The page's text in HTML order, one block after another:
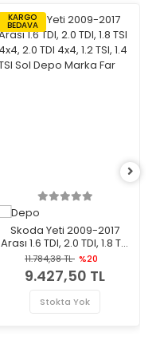
KARGO
BEDAVA
Skoda Yeti 2009-2017
Arası 1.6 TDI, 2.0 TDI, 1.8 TSI
4x4, 2.0 TDI 4x4, 1.2 TSI, 1.4
TSI Sol Depo Marka Far
11.784,38 TL %20
9.427,50 TL
Stokta Yok